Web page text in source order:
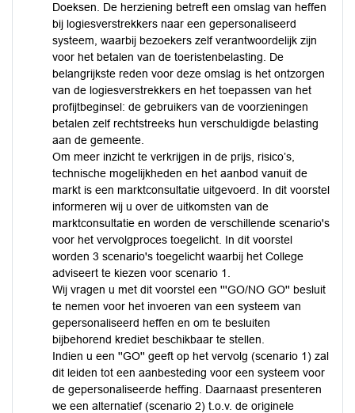
Doeksen. De herziening betreft een omslag van heffen
bij logiesverstrekkers naar een gepersonaliseerd
systeem, waarbij bezoekers zelf verantwoordelijk zijn
voor het betalen van de toeristenbelasting. De
belangrijkste reden voor deze omslag is het ontzorgen
van de logiesverstrekkers en het toepassen van het
profijtbeginsel: de gebruikers van de voorzieningen
betalen zelf rechtstreeks hun verschuldigde belasting
aan de gemeente.
Om meer inzicht te verkrijgen in de prijs, risico’s,
technische mogelijkheden en het aanbod vanuit de
markt is een marktconsultatie uitgevoerd. In dit voorstel
informeren wij u over de uitkomsten van de
marktconsultatie en worden de verschillende scenario's
voor het vervolgproces toegelicht. In dit voorstel
worden 3 scenario's toegelicht waarbij het College
adviseert te kiezen voor scenario 1.
Wij vragen u met dit voorstel een '''GO/NO GO'' besluit
te nemen voor het invoeren van een systeem van
gepersonaliseerd heffen en om te besluiten
bijbehorend krediet beschikbaar te stellen.
Indien u een ''GO'' geeft op het vervolg (scenario 1) zal
dit leiden tot een aanbesteding voor een systeem voor
de gepersonaliseerde heffing. Daarnaast presenteren
we een alternatief (scenario 2) t.o.v. de originele